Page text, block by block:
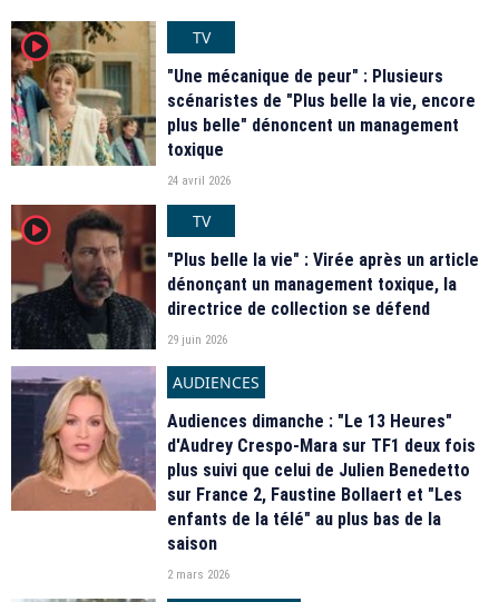
player2
TV
"Une mécanique de peur" : Plusieurs
scénaristes de "Plus belle la vie, encore
plus belle" dénoncent un management
toxique
24 avril 2026
player2
TV
"Plus belle la vie" : Virée après un article
dénonçant un management toxique, la
directrice de collection se défend
29 juin 2026
AUDIENCES
Audiences dimanche : "Le 13 Heures"
d'Audrey Crespo-Mara sur TF1 deux fois
plus suivi que celui de Julien Benedetto
sur France 2, Faustine Bollaert et "Les
enfants de la télé" au plus bas de la
saison
2 mars 2026